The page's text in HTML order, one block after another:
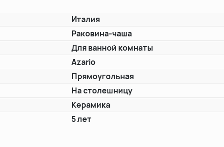
Италия
Раковина-чаша
Для ванной комнаты
Azario
Прямоугольная
На столешницу
Керамика
5 лет